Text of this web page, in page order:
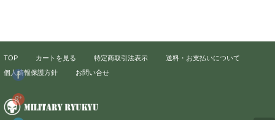
TOP カートを見る 特定商取引法表示
送料・お支払いについて
個人情報保護方針
お問い合せ